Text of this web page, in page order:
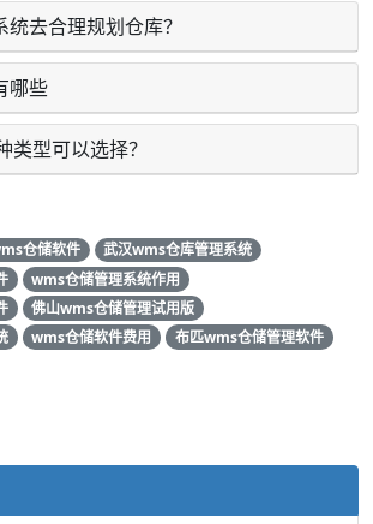
去合理规划仓库？
哪些
类型可以选择？
仓储软件
武汉wms仓库管理系统
wms仓储管理系统作用
佛山wms仓储管理试用版
wms仓储软件费用
布匹wms仓储管理软件